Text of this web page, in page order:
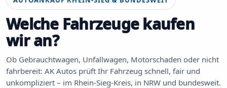
Welche Fahrzeuge kaufen
wir an?
Ob Gebrauchtwagen, Unfallwagen, Motorschaden oder nicht
fahrbereit: AK Autos prüft Ihr Fahrzeug schnell, fair und
unkompliziert – im Rhein-Sieg-Kreis, in NRW und bundesweit.